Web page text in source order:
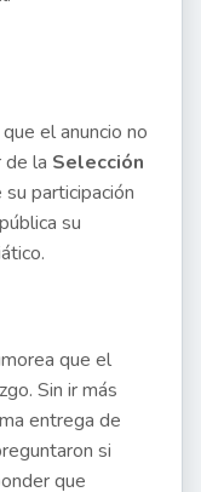
el anuncio no
de la Selección
participación
su
que el
Sin ir más
entrega de
si
que